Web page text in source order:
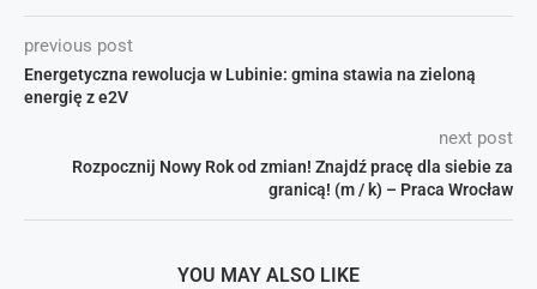
previous post
Energetyczna rewolucja w Lubinie: gmina stawia na zieloną
energię z e2V
next post
Rozpocznij Nowy Rok od zmian! Znajdź pracę dla siebie za
granicą! (m / k) – Praca Wrocław
YOU MAY ALSO LIKE